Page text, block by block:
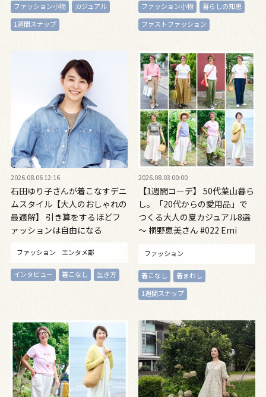
ファッション小物
カジュアル
1週間スナップ
ファッション小物
暮らしの知恵
ファストファッション
2026.08.06 12:16
石田ゆり子さんが着こなすデニ
ムスタイル【大人のおしゃれの
最適解】 引き算をするほどフ
ァッションは自由になる
ファッション エンタメ部
インタビュー 着こなし 生き方
2026.08.03 00:00
【1週間コーデ】 50代葉山暮ら
し。「20代からの愛用品」で
つくる大人の夏カジュアル8選
～ 桐野恵美さん #022 Emi
ファッション
着こなし
着まわし
1週間スナップ